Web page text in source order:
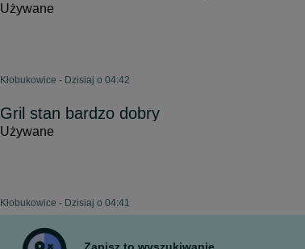
Używane
Kłobukowice - Dzisiaj o 04:42
Gril stan bardzo dobry
Używane
Kłobukowice - Dzisiaj o 04:41